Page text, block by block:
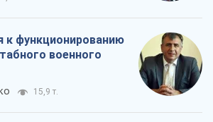
к функционированию
военного
15,9 т.